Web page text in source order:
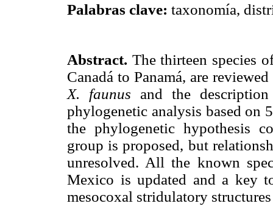
Palabras clave: taxonomía,
Abstract. The thirteen species
Canadá to Panamá, are
X. faunus and the
phylogenetic analysis based on
the phylogenetic hypothesis
group is proposed, but
unresolved. All the known
Mexico is updated and a key
mesocoxal stridulatory